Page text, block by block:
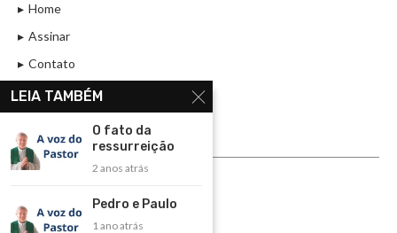
Home
Assinar
Contato
Política de Privacidade
ASSINE
LEIA TAMBÉM
O fato da
ressurreição
2 anos atrás
Pedro e Paulo
1 ano atrás